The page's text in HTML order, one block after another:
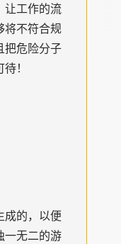
让工作的流
将不符合规
把危险分子
！
成的，以便
一无二的游